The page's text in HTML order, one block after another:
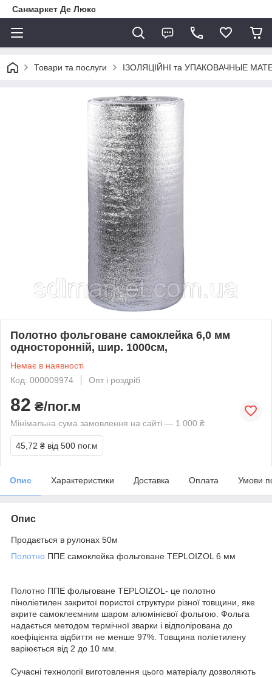
Санмаркет Де Люкс
Товари та послуги ІЗОЛЯЦІЙНІ та УПАКОВАЧНЫЕ
Полотно фольговане самоклейка 6,0 мм
односторонній, шир. 1000см,
Немає в наявності
Код: 000009974
Опт і роздріб
82 ₴/пог.м
Мінімальна сума замовлення на сайті — 1 000 ₴
45,72 ₴ від 500 пог.м
Опис Характеристики Доставка Оплата Умови
Опис
Продається в рулонах 50м
Полотно ППЕ самоклейка фольговане TEPLOIZOL 6 мм
Полотно ППЕ фольговане TEPLOIZOL- це полотно
піноліетилен закритої пористої структури різної товщини, яке
вкрите самоклеємним шаром алюмінієвої фольгою. Фольга
надається методом термічної зварки і відполірована до
коефіцієнта відбиття не менше 97%. Товщина поліетилену
варіюється від 2 до 10 мм.
Сучасні технології виготовлення цього матеріалу дозволяють